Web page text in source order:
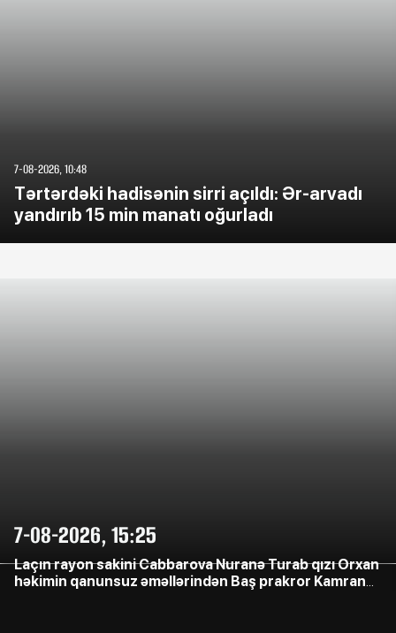
7-08-2026, 10:48
Tərtərdəki hadisənin sirri açıldı: Ər-arvadı
yandırıb 15 min manatı oğurladı
7-08-2026, 15:25
Laçın rayon sakini Cabbarova Nuranə Turab qızı Orxan
həkimin qanunsuz əməllərindən Baş prakror Kamran